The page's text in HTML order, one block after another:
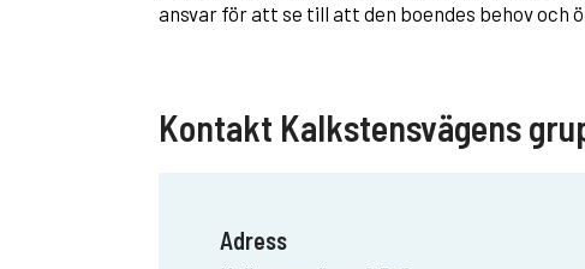
ansvar för att se till att den boendes behov och
Kontakt Kalkstensvägens
Adress